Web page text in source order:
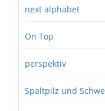
next alphabet
On Top
perspektiv
Spaltpilz und